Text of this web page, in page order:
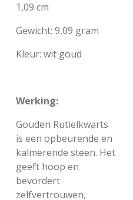
1,09 cm
Gewicht: 9,09 gram
Kleur: wit goud
Werking:
Gouden Rutielkwarts
is een opbeurende en
kalmerende steen. Het
geeft hoop en
bevordert
zelfvertrouwen,